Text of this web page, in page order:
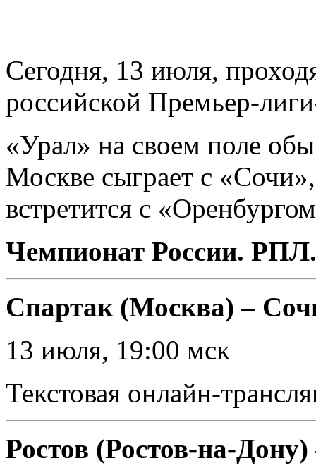
Сегодня, 13 июля,
российской Премьер-
«Урал» на своем поле
Москве сыграет с
встретится с
Чемпионат России.
Спартак (Москва) –
13 июля, 19:00 мск
Текстовая онлайн-
Ростов (Ростов-на-